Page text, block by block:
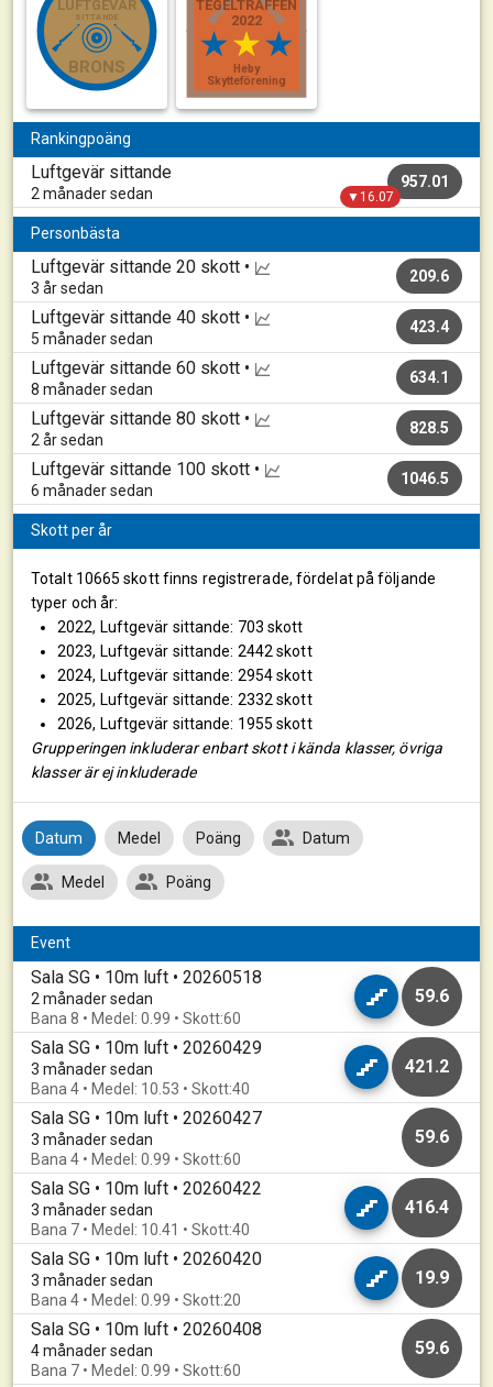
LUFTGEVÄR
SITTANDE
BRONS
TEGELTRÄFFEN
2022
Heby
Skytteförening
Rankingpoäng
Luftgevär sittande
2 månader sedan
957.01
▼16.07
Personbästa
Luftgevär sittande 20 skott •
3 år sedan
209.6
Luftgevär sittande 40 skott •
5 månader sedan
423.4
Luftgevär sittande 60 skott •
8 månader sedan
634.1
Luftgevär sittande 80 skott •
2 år sedan
828.5
Luftgevär sittande 100 skott •
6 månader sedan
1046.5
Skott per år
Totalt 10665 skott finns registrerade, fördelat på följande
typer och år:
2022, Luftgevär sittande: 703 skott
2023, Luftgevär sittande: 2442 skott
2024, Luftgevär sittande: 2954 skott
2025, Luftgevär sittande: 2332 skott
2026, Luftgevär sittande: 1955 skott
Grupperingen inkluderar enbart skott i kända klasser, övriga
klasser är ej inkluderade
Datum Medel Poäng Datum
Medel Poäng
Event
Sala SG • 10m luft • 20260518
2 månader sedan
Bana 8 • Medel: 0.99 • Skott:60
59.6
Sala SG • 10m luft • 20260429
3 månader sedan
Bana 4 • Medel: 10.53 • Skott:40
421.2
Sala SG • 10m luft • 20260427
3 månader sedan
Bana 4 • Medel: 0.99 • Skott:60
59.6
Sala SG • 10m luft • 20260422
3 månader sedan
Bana 7 • Medel: 10.41 • Skott:40
416.4
Sala SG • 10m luft • 20260420
3 månader sedan
Bana 4 • Medel: 0.99 • Skott:20
19.9
Sala SG • 10m luft • 20260408
4 månader sedan
Bana 7 • Medel: 0.99 • Skott:60
59.6